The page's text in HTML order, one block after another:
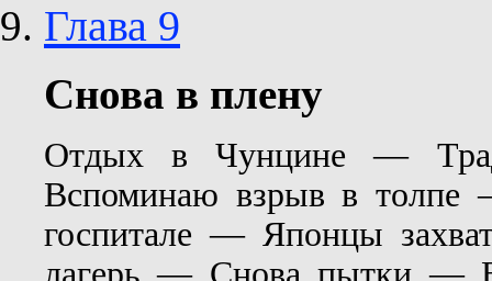
Глава 9
Снова в плену
Отдых в Чунцине —
Вспоминаю взрыв в толпе
госпитале — Японцы